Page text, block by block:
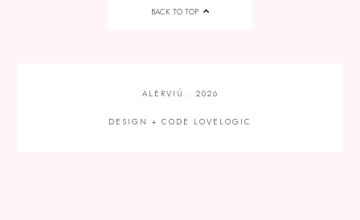
BACK TO TOP
ALERVIÚ . 2026
DESIGN + CODE LOVELOGIC